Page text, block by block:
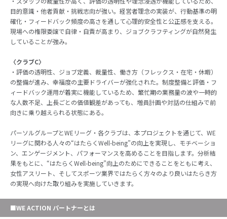
目的意識・他者貢献・挑戦志向が強い。経営者理念の実装が、行動基準の明
確化・フィードバック頻度の高さを通して心理的安全性と公正感を支える。
現場への権限委譲で自律・自責が高まり、ジョブクラフティングが自然発生
していることが強み。
〈クラブC〉
・評価の透明性、ジョブ定義、裁量性、働き方（フレックス・在宅・休暇）
の整備が進み、幸福度の主要ドライバーが強化された。制度整備と評価・フ
ィードバック運用が着実に機能しているため、繁忙期の業務量の波や一時的
な人数不足、上長ごとの価値観差があっても、増員計画や対話の仕組みで前
向きに乗り越えられる状態にある。
パーソルグループとWEリーグ・各クラブは、本プロジェクトを通じて、WE
リーグに関わる人々の“はたらくWell-being”の向上を実現し、モチベーショ
ン、エンゲージメント、パフォーマンスを高めることを目指します。分析結
果をもとに、“はたらくWell-being”向上のためにできることをともに考え、
女性アスリート、そしてスポーツ業界ではたらく方々のより良いはたらき方
の実現へ向けた取り組みを実施していきます。
■WE ACTION パートナーとは